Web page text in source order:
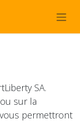
SA.
sur la
permettront